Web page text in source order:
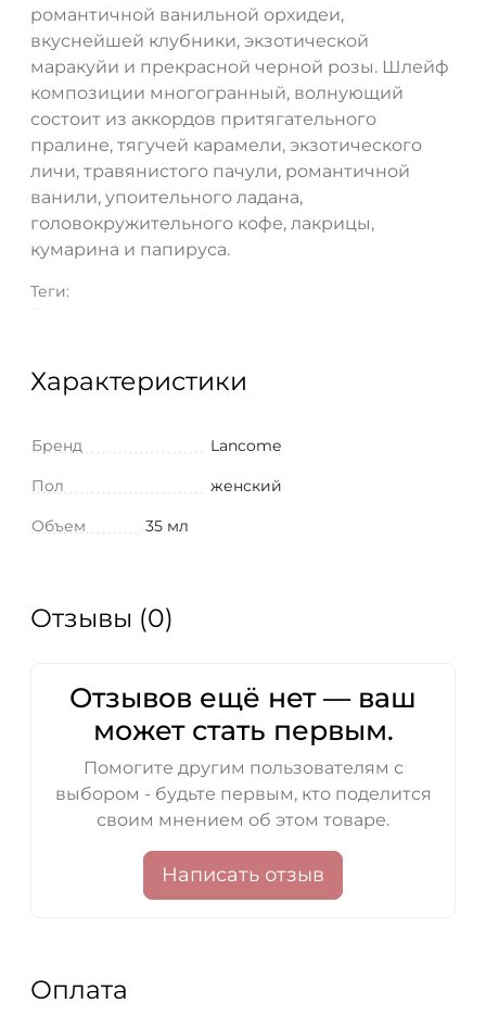
романтичной ванильной орхидеи,
вкуснейшей клубники, экзотической
маракуйи и прекрасной черной розы. Шлейф
композиции многогранный, волнующий
состоит из аккордов притягательного
пралине, тягучей карамели, экзотического
личи, травянистого пачули, романтичной
ванили, упоительного ладана,
головокружительного кофе, лакрицы,
кумарина и папируса.
Теги:
Характеристики
Бренд Lancome
Пол женский
Объем 35 мл
Отзывы (0)
Отзывов ещё нет — ваш
может стать первым.
Помогите другим пользователям с
выбором - будьте первым, кто поделится
своим мнением об этом товаре.
Написать отзыв
Оплата